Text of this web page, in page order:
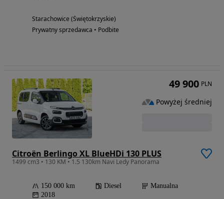
Starachowice (Świętokrzyskie)
Prywatny sprzedawca • Podbite
Citroën Berlingo XL BlueHDi 130 PLUS
1499 cm3 • 130 KM • 1.5 130km Navi Ledy Panorama
150 000 km Diesel
Manualna
2018
49 900 PLN
Powyżej średniej